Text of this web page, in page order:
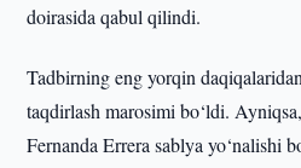
doirasida qabul qilindi.
Tadbirning eng yorqin
taqdirlash marosimi bo‘ldi.
Fernanda Errera sablya yo‘nalishi